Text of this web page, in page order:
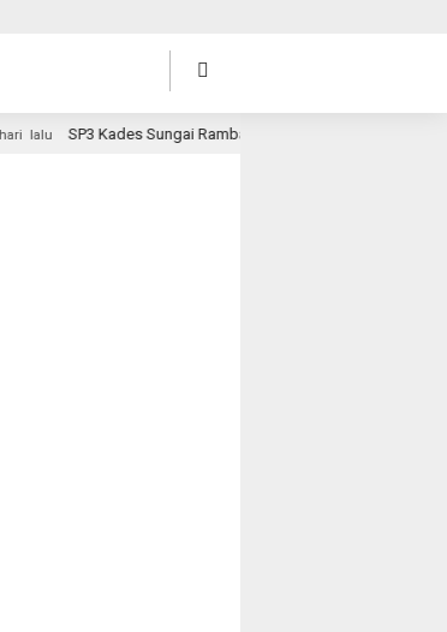
SP3 Kades Sungai Rambai, Hari Ini Surat Diantar ke Desa